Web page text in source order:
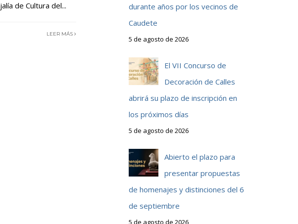
de Cultura del...
LEER MÁS
durante años por los vecinos de
Caudete
5 de agosto de 2026
El VII Concurso de
Decoración de Calles
abrirá su plazo de inscripción en
los próximos días
5 de agosto de 2026
Abierto el plazo para
presentar propuestas
de homenajes y distinciones del 6
de septiembre
5 de agosto de 2026